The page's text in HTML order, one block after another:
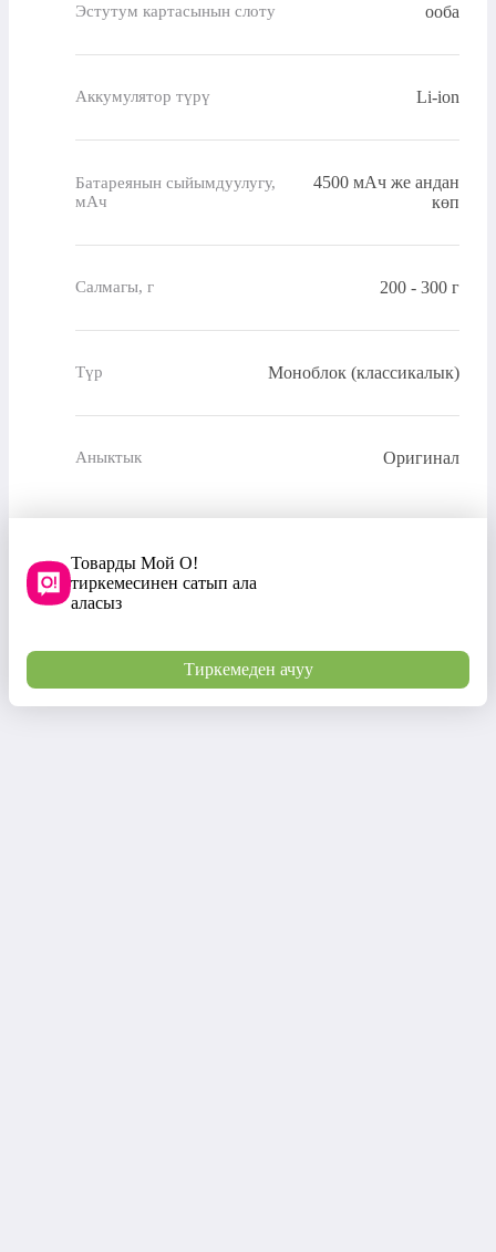
Эстутум картасынын слоту ооба
Аккумулятор түрү Li-ion
Батареянын сыйымдуулугу,
мАч
4500 мАч же андан
көп
Салмагы, г 200 - 300 г
Түр Моноблок (классикалык)
Аныктык Оригинал
Товарды Мой О!
тиркемесинен сатып ала
аласыз
Тиркемеден ачуу